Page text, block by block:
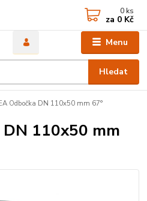
Menu
Hledat
0 ks
za 0 Kč
Odbočka DN 110x50 mm 67°
110x50 mm